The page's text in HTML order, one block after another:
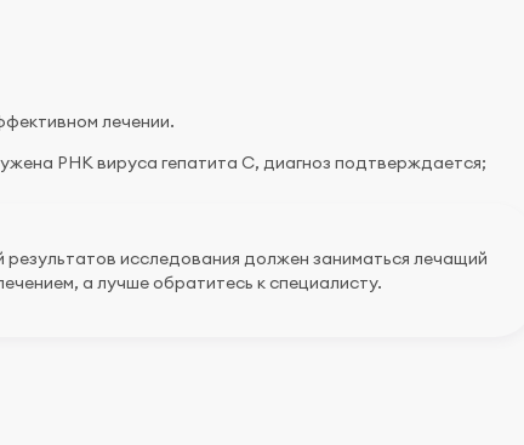
лечении.
РНК вируса гепатита С, диагноз подтверждается;
исследования должен заниматься лечащий
а лучше обратитесь к специалисту.